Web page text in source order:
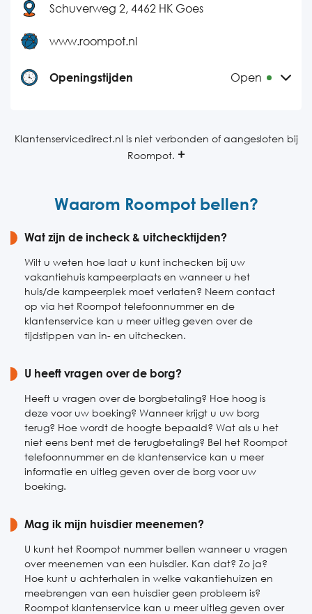
Schuverweg 2, 4462 HK Goes
www.roompot.nl
Openingstijden Open
Dinsdag
08:30-20:30
Vrijdag
08:30-20:30
Zaterdag
Zondag
08:30-20:30
Klantenservicedirect.nl is niet verbonden of aangesloten bij
Roompot.
Waarom Roompot bellen?
Wat zijn de incheck & uitchecktijden?
Wilt u weten hoe laat u kunt inchecken bij uw
vakantiehuis kampeerplaats en wanneer u het
huis/de kampeerplek moet verlaten? Neem contact
op via het Roompot telefoonnummer en de
klantenservice kan u meer uitleg geven over de
tijdstippen van in- en uitchecken.
U heeft vragen over de borg?
Heeft u vragen over de borgbetaling? Hoe hoog is
deze voor uw boeking? Wanneer krijgt u uw borg
terug? Hoe wordt de hoogte bepaald? Wat als u het
niet eens bent met de terugbetaling? Bel het Roompot
telefoonnummer en de klantenservice kan u meer
informatie en uitleg geven over de borg voor uw
boeking.
Mag ik mijn huisdier meenemen?
U kunt het Roompot nummer bellen wanneer u vragen
over meenemen van een huisdier. Kan dat? Zo ja?
Hoe kunt u achterhalen in welke vakantiehuizen en
meebrengen van een huisdier geen probleem is?
Roompot klantenservice kan u meer uitleg geven over